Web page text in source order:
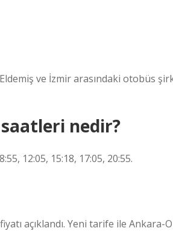
ve İzmir arasındaki otobüs
nedir?
12:05, 15:18, 17:05, 20:55.
açıklandı. Yeni tarife ile Ankara-